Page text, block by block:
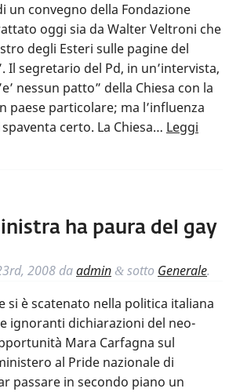
un convegno della Fondazione
oggi sia da Walter Veltroni che
degli Esteri sulle pagine del
Il segretario del Pd, in un’intervista,
nessun patto” della Chiesa con la
paese particolare; ma l’influenza
certo. La Chiesa… Leggi
ha paura del gay
2008 daadmin & sotto Generale.
si è scatenato nella politica italiana
ignoranti dichiarazioni del neo-
Mara Carfagna sul
al Pride nazionale di
passare in secondo piano un